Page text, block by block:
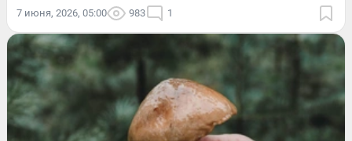
7 июня, 2026, 05:00 983 1